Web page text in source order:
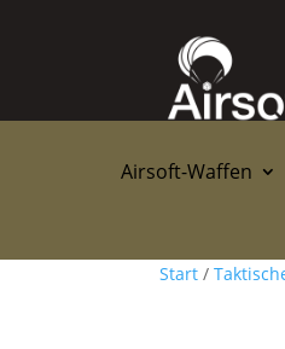
Airsoft-Waffen
Start /